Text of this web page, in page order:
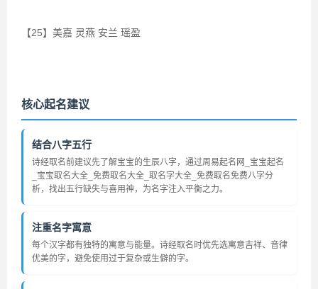
【25】美嘉 灵燕 安兰 瑶盈
核心起名建议
结合八字五行
诗经取名前建议先了解宝宝的生辰八字，通过周易起名网_宝宝起名
_宝宝取名大全_免费取名大全_取名字大全_免费取名免费八字分
析，找出五行缺失与喜用神，为名字注入平衡之力。
注重名字寓意
每个汉字都有独特的寓意与能量。诗经取名时优先选寓意吉祥、音律
优美的字，避免使用过于复杂或生僻的字。